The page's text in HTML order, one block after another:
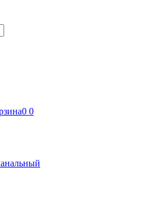
0 0